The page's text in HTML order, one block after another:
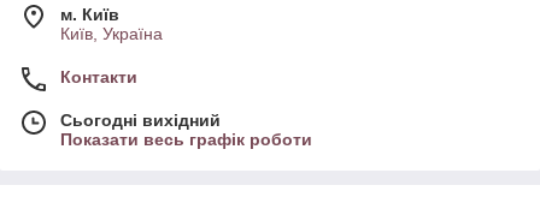
м. Київ
Київ, Україна
Контакти
Сьогодні вихідний
Показати весь графік роботи